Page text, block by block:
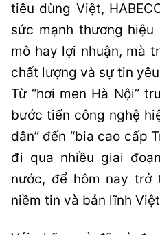
tiêu dùng Việt,
sức mạnh thương
mô hay lợi nhuận, mà
chất lượng và sự tin
Từ “hơi men Hà Nội”
bước tiến công nghệ
dân” đến “bia cao cấp
đi qua nhiều giai
nước, để hôm nay trở
niềm tin và bản lĩnh